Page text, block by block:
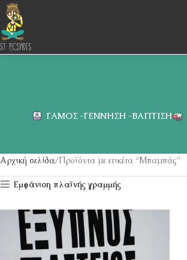
Skip to navigation
Skip to main content
ΓΆΜΟΣ -ΓΈΝΝΗΣΗ -ΒΆΠΤΙΣΗ
Αρχική σελίδα Προϊόντα με ετικέτα “Μπαμπάς”
Εμφάνιση πλαϊνής γραμμής